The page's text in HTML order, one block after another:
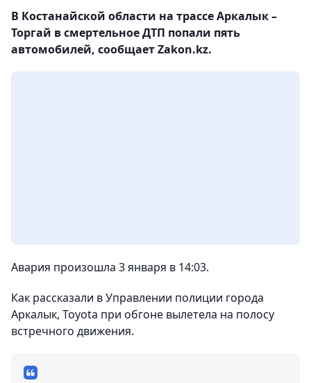
В Костанайской области на трассе Аркалык –
Торгай в смертельное ДТП попали пять
автомобилей, сообщает Zakon.kz.
Авария произошла 3 января в 14:03.
Как рассказали в Управлении полиции города
Аркалык, Toyota при обгоне вылетела на полосу
встречного движения.